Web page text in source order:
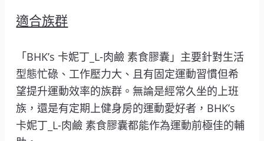
適合族群
「BHK’s 卡妮丁_L-肉鹼 素食膠囊」主要針對生活
型態忙碌、工作壓力大、且有固定運動習慣但希
望提升運動效率的族群。無論是經常久坐的上班
族，還是有定期上健身房的運動愛好者，BHK’s
卡妮丁_L-肉鹼 素食膠囊都能作為運動前極佳的輔